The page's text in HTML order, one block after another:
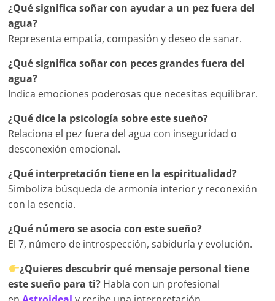
¿Qué significa soñar con ayudar a un pez fuera del
agua?
Representa empatía, compasión y deseo de sanar.
¿Qué significa soñar con peces grandes fuera del
agua?
Indica emociones poderosas que necesitas equilibrar.
¿Qué dice la psicología sobre este sueño?
Relaciona el pez fuera del agua con inseguridad o
desconexión emocional.
¿Qué interpretación tiene en la espiritualidad?
Simboliza búsqueda de armonía interior y reconexión
con la esencia.
¿Qué número se asocia con este sueño?
El 7, número de introspección, sabiduría y evolución.
¿Quieres descubrir qué mensaje personal tiene
este sueño para ti? Habla con un profesional